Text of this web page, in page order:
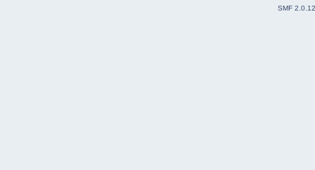
SMF 2.0.12